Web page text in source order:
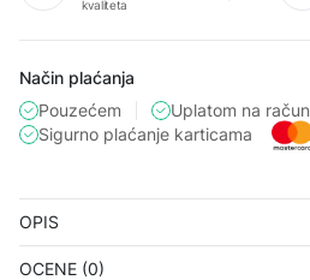
kvaliteta
Način plaćanja
Pouzećem
Uplatom na račun
Sigurno plaćanje karticama
OPIS
OCENE (0)